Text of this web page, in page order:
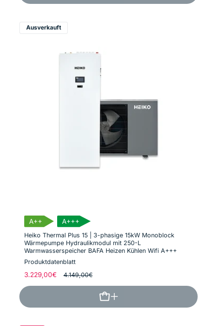
Ausverkauft
A++ A+++
Heiko Thermal Plus 15 | 3-phasige 15kW Monoblock
Wärmepumpe Hydraulikmodul mit 250-L
Warmwasserspeicher BAFA Heizen Kühlen Wifi A+++
Produktdatenblatt
Normaler
3.229,00€ Verkaufspreis
4.149,00€